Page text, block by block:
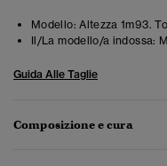
Modello: Altezza 1m93.
Il/La modello/a indossa: M
Guida Alle Taglie
Composizione e cura